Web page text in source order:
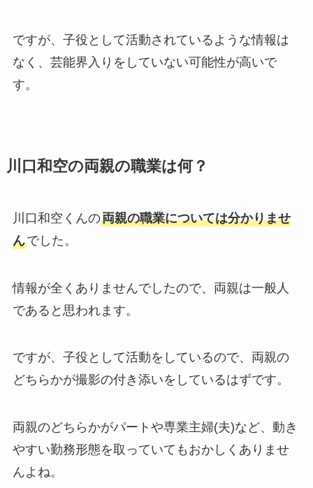
ですが、子役として活動されているような情報は
なく、芸能界入りをしていない可能性が高いで
す。
川口和空の両親の職業は何？
川口和空くんの両親の職業については分かりませ
んでした。
情報が全くありませんでしたので、両親は一般人
であると思われます。
ですが、子役として活動をしているので、両親の
どちらかが撮影の付き添いをしているはずです。
両親のどちらかがパートや専業主婦(夫)など、動き
やすい勤務形態を取っていてもおかしくありませ
んよね。